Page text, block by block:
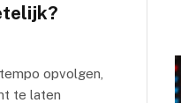
opvolgen,
te laten